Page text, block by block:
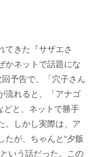
てきた『サザエさ
かネットで話題にな
予告で、「穴子さん
流れると、「アナゴ
どと、ネットで勝手
。しかし実際は、ア
が、ちゃんと“夕飯
いう話だった。この